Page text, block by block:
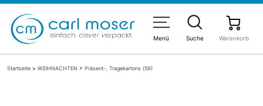
Startseite > WEIHNACHTEN > Präsent-, Tragekartons (59)
Warenkorb
Suche
Menü